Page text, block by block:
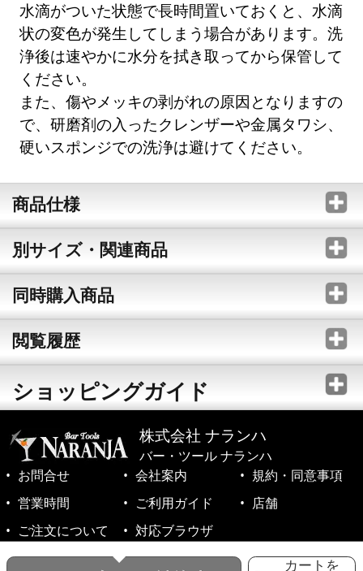
カートを
水滴がついた状態で長時間置いておくと、水滴
状の変色が発生してしまう場合があります。洗
浄後は速やかに水分を拭き取ってから保管して
ください。
また、傷やメッキの剥がれの原因となりますの
で、研磨剤の入ったクレンザーや金属タワシ、
硬いスポンジでの洗浄は避けてください。
商品仕様
別サイズ・関連商品
同時購入商品
閲覧履歴
ショッピングガイド
株式会社 ナランハ
バー・ツール ナランハ
お問合せ
会社案内
規約・同意事項
営業時間
ご利用ガイド
店舗
ご注文について
対応ブラウザ
©1999-2026 NARANJA Inc. All Rights Reserved.